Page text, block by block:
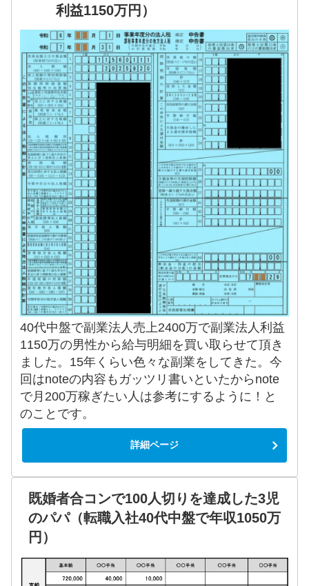
利益1150万円）
40代中盤で副業法人売上2400万で副業法人利益
1150万の男性から給与明細を買い取らせて頂き
ました。15年くらい色々な副業をしてきた。今
回はnoteの内容もガッツリ書いといたからnote
で月200万稼ぎたい人は参考にするように！と
のことです。
詳細ページ
既婚者合コンで100人切りを達成した3児
のパパ（転職入社40代中盤で年収1050万
円）